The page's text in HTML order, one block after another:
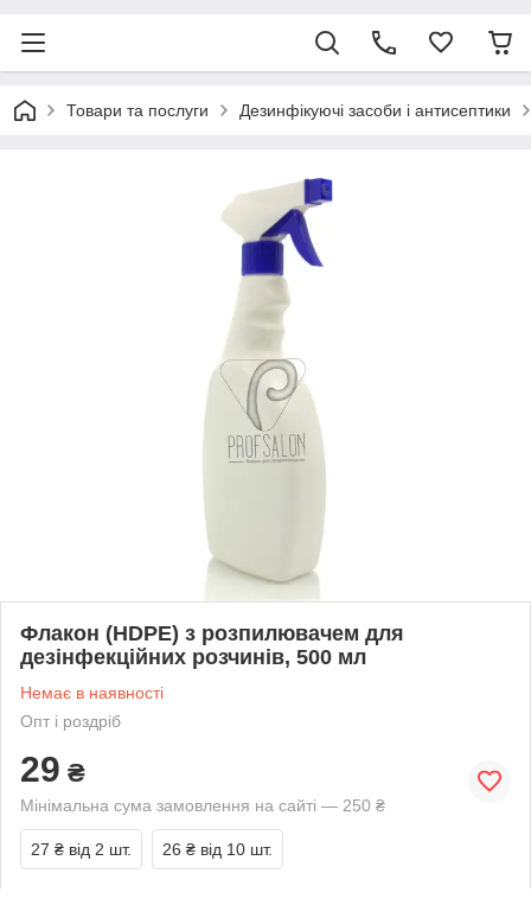
Товари та послуги Дезинфікуючі засоби і антисептики
Флакон (HDPE) з розпилювачем для
дезінфекційних розчинів, 500 мл
Немає в наявності
Опт і роздріб
29 ₴
Мінімальна сума замовлення на сайті — 250 ₴
27 ₴ від 2 шт. 26 ₴ від 10 шт.